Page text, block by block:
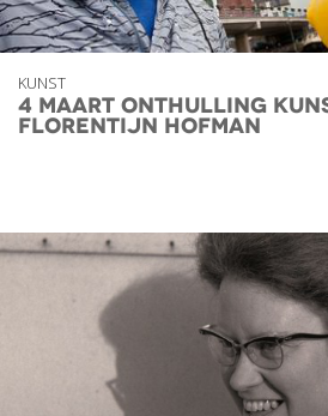
KUNST
4 Maart Onthulling
Florentijn Hofman